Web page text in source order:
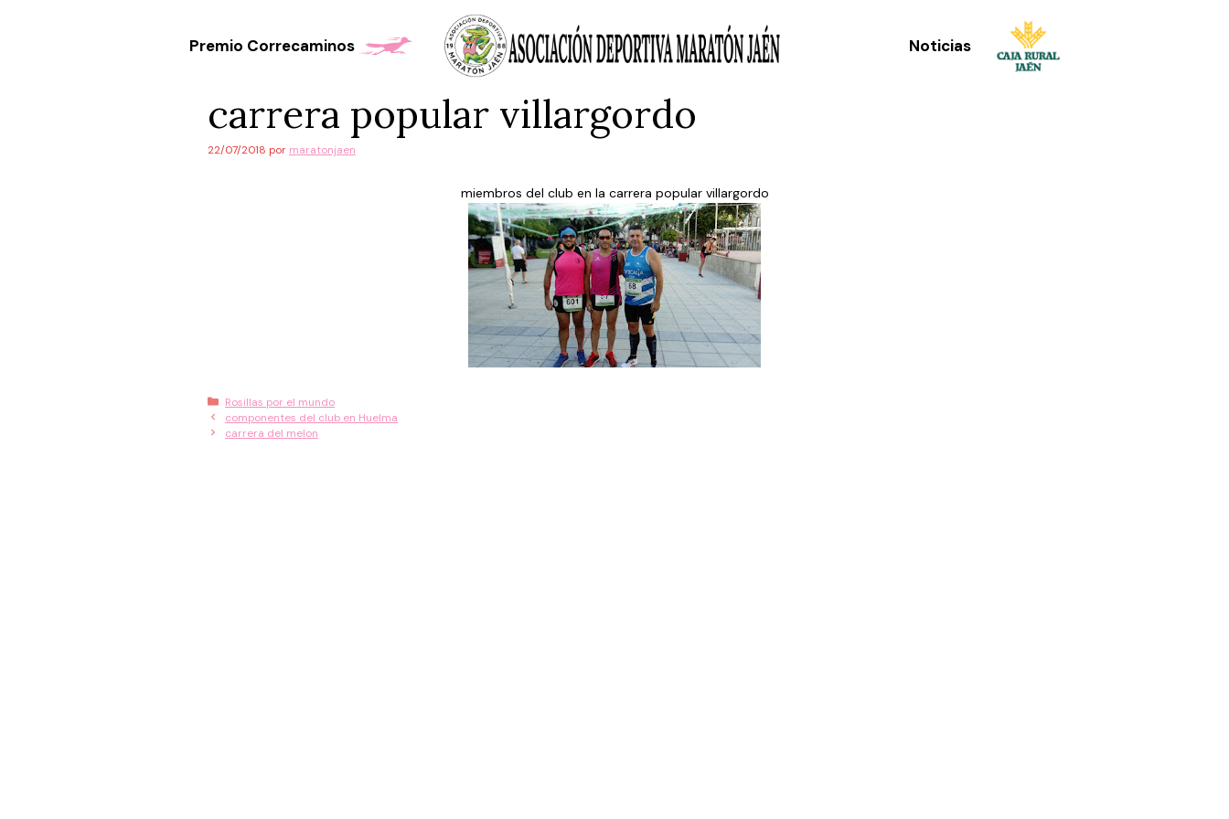
Premio Correcaminos Noticias
carrera popular villargordo
22/07/2018 por maratonjaen
miembros del club en la carrera popular villargordo
Categorías
Rosillas por el mundo
componentes del club en Huelma
carrera del melon